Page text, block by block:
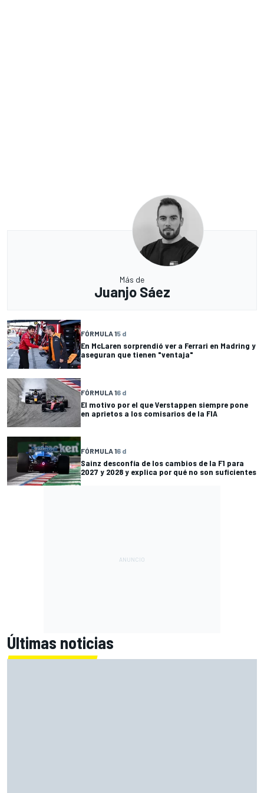
Más de
Juanjo Sáez
FÓRMULA 15 d
En McLaren sorprendió ver a Ferrari en Madring y
aseguran que tienen "ventaja"
FÓRMULA 16 d
El motivo por el que Verstappen siempre pone
en aprietos a los comisarios de la FIA
FÓRMULA 16 d
Sainz desconfía de los cambios de la F1 para
2027 y 2028 y explica por qué no son suficientes
Últimas noticias